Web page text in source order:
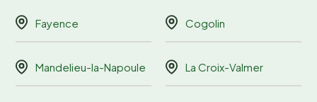
Fayence Cogolin
Mandelieu-la-Napoule La Croix-Valmer